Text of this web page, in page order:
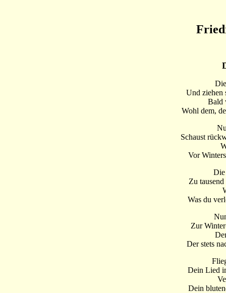
Und ziehen
Bald
Wohl dem,
Schaust
Vor
Zu
Was du
Zur
Der stets
Dein Lied
Dein